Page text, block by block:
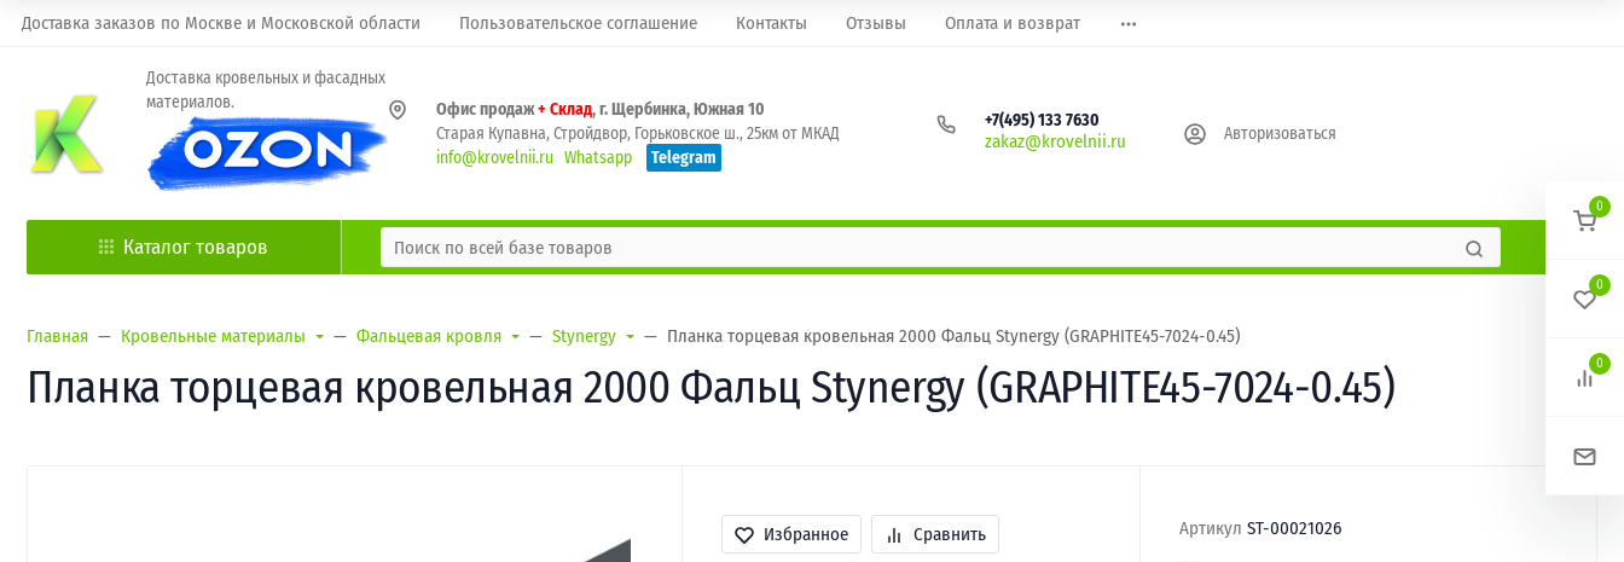
Доставка заказов по Москве и Московской области Пользовательское соглашение Контакты Отзывы Оплата и возврат
Доставка кровельных и фасадных
материалов.
Офис продаж+ Склад, г. Щербинка, Южная 10
Старая Купавна, Стройдвор, Горьковское ш., 25км от МКАД
info@krovelnii.ru Whatsapp Telegram
+7(495) 133 7630
zakaz@krovelnii.ru Авторизоваться
Каталог товаров
Главная Кровельные материалы Фальцевая кровля Stynergy Планка торцевая кровельная 2000 Фальц Stynergy (GRAPHITE45-7024-0.45)
Планка торцевая кровельная 2000 Фальц Stynergy (GRAPHITE45-7024-0.45)
Избранное Сравнить Артикул ST-00021026
0
0
0